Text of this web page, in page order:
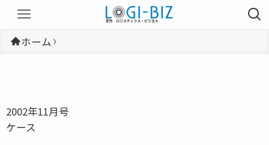
ホーム
2002年11月号
ケース